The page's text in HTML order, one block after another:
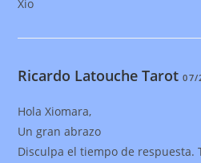
Xio
Ricardo Latouche Tarot 07/
Hola Xiomara,
Un gran abrazo
Disculpa el tiempo de respuesta.